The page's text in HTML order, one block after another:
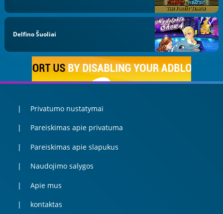
Delfino Šuoliai
Privatumo nustatymai
Pareiskimas apie privatuma
Pareiskimas apie slapukus
Naudojimo salygos
Apie mus
kontaktas